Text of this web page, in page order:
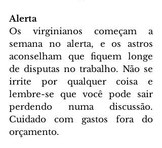
Alerta
Os virginianos começam a
semana no alerta, e os astros
aconselham que fiquem longe
de disputas no trabalho. Não se
irrite por qualquer coisa e
lembre-se que você pode sair
perdendo numa discussão.
Cuidado com gastos fora do
orçamento.